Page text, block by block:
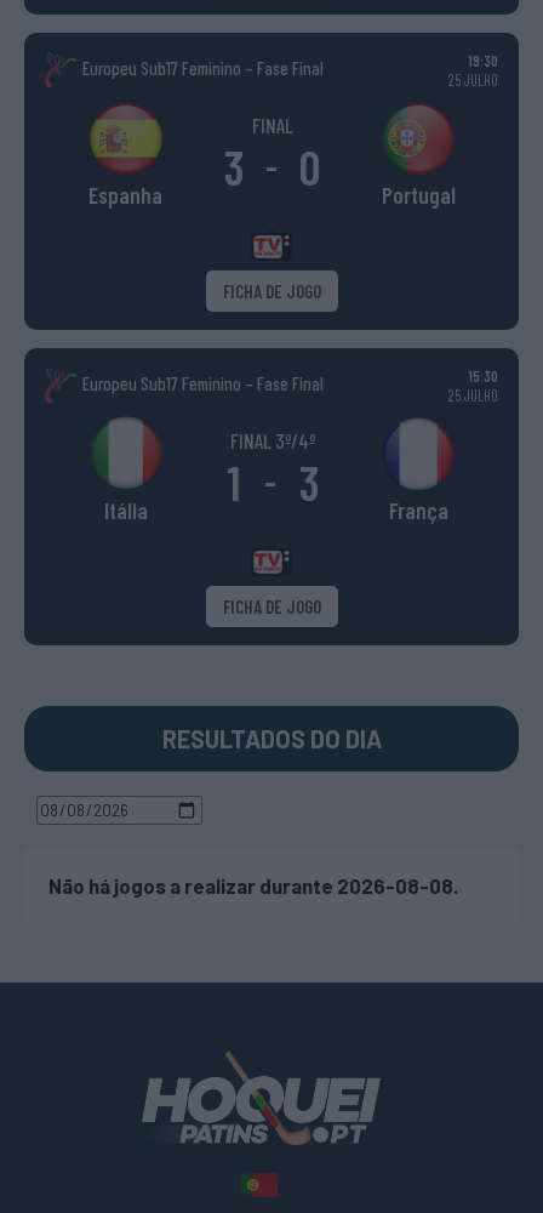
Europeu Sub17 Feminino – Fase Final
19:30
25 JULHO
Espanha
FINAL
3 - 0 Portugal
FICHA DE JOGO
Europeu Sub17 Feminino – Fase Final
15:30
25 JULHO
Itália
FINAL 3º/4º
1 - 3 França
FICHA DE JOGO
RESULTADOS DO DIA
Não há jogos a realizar durante 2026-08-08.